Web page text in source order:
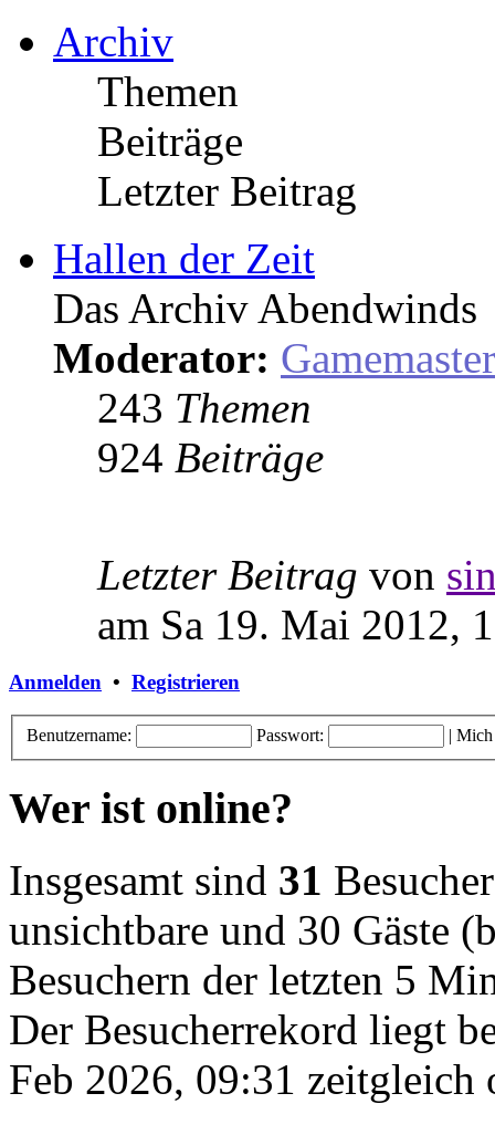
Archiv
Themen
Beiträge
Letzter Beitrag
Hallen der Zeit
Das Archiv Abendwinds
Moderator: Gamemaster
243 Themen
924 Beiträge
Letzter Beitrag von
am Sa 19. Mai 2012,
Anmelden • Registrieren
Benutzername: Passwort: | Mich
Wer ist online?
Insgesamt sind 31
unsichtbare und 30 Gäste
Besuchern der letzten 5
Der Besucherrekord liegt
Feb 2026, 09:31 zeitgleich